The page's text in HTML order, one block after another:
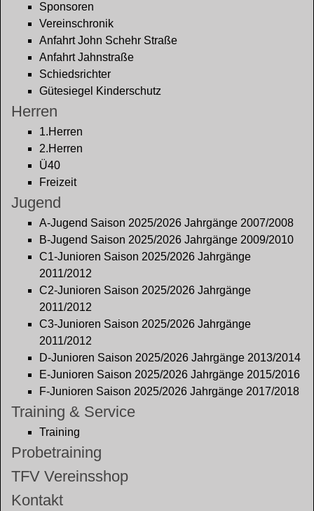
Sponsoren
Vereinschronik
Anfahrt John Schehr Straße
Anfahrt Jahnstraße
Schiedsrichter
Gütesiegel Kinderschutz
Herren
1.Herren
2.Herren
Ü40
Freizeit
Jugend
A-Jugend Saison 2025/2026 Jahrgänge 2007/2008
B-Jugend Saison 2025/2026 Jahrgänge 2009/2010
C1-Junioren Saison 2025/2026 Jahrgänge
2011/2012
C2-Junioren Saison 2025/2026 Jahrgänge
2011/2012
C3-Junioren Saison 2025/2026 Jahrgänge
2011/2012
D-Junioren Saison 2025/2026 Jahrgänge 2013/2014
E-Junioren Saison 2025/2026 Jahrgänge 2015/2016
F-Junioren Saison 2025/2026 Jahrgänge 2017/2018
Training & Service
Training
Probetraining
TFV Vereinsshop
Kontakt